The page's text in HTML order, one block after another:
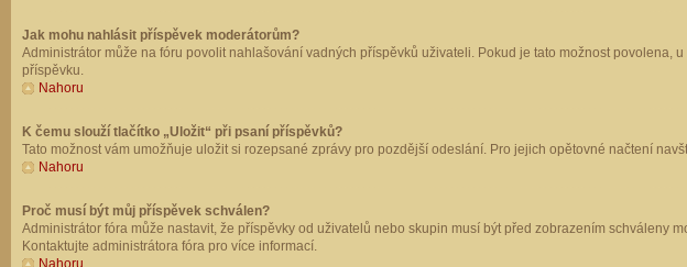
Jak mohu nahlásit příspěvek moderátorům?
Administrátor může na fóru povolit nahlašování vadných příspěvků uživateli. Pokud je tato možnost
příspěvku.
Nahoru
K čemu slouží tlačítko „Uložit“ při psaní příspěvků?
Tato možnost vám umožňuje uložit si rozepsané zprávy pro pozdější odeslání. Pro jejich opětovné načtení
Nahoru
Proč musí být můj příspěvek schválen?
Administrátor fóra může nastavit, že příspěvky od uživatelů nebo skupin musí být před zobrazením schváleny
Kontaktujte administrátora fóra pro více informací.
Nahoru